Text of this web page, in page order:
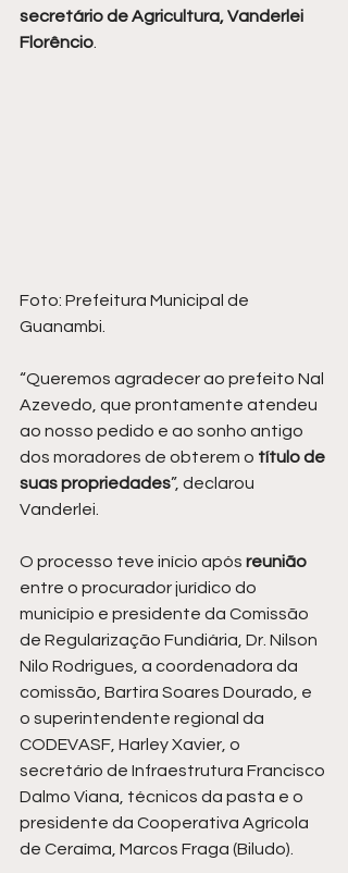
secretário de Agricultura, Vanderlei
Florêncio
Foto: Prefeitura Municipal de
Guanambi.
“Queremos agradecer ao prefeito Nal
Azevedo, que prontamente atendeu
ao nosso pedido e ao sonho antigo
dos moradores de obterem o título de
suas propriedades”, declarou
Vanderlei.
O processo teve início após reunião
entre o procurador jurídico do
município e presidente da Comissão
de Regularização Fundiária, Dr. Nilson
Nilo Rodrigues, a coordenadora da
comissão, Bartira Soares Dourado, e
o superintendente regional da
CODEVASF, Harley Xavier, o
secretário de Infraestrutura Francisco
Dalmo Viana, técnicos da pasta e o
presidente da Cooperativa Agrícola
de Ceraíma, Marcos Fraga (Biludo).